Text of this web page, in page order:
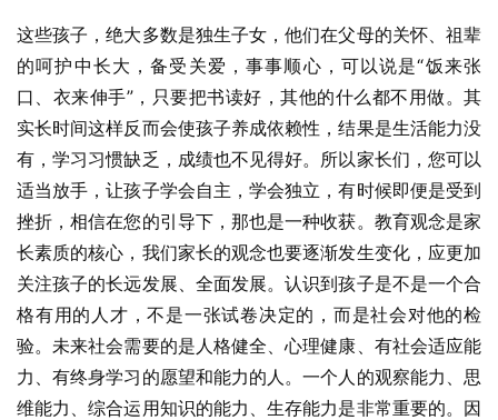
这些孩子，绝大多数是独生子女，他们在父母的关怀、祖辈
的呵护中长大，备受关爱，事事顺心，可以说是“饭来张
口、衣来伸手”，只要把书读好，其他的什么都不用做。其
实长时间这样反而会使孩子养成依赖性，结果是生活能力没
有，学习习惯缺乏，成绩也不见得好。所以家长们，您可以
适当放手，让孩子学会自主，学会独立，有时候即便是受到
挫折，相信在您的引导下，那也是一种收获。教育观念是家
长素质的核心，我们家长的观念也要逐渐发生变化，应更加
关注孩子的长远发展、全面发展。认识到孩子是不是一个合
格有用的人才，不是一张试卷决定的，而是社会对他的检
验。未来社会需要的是人格健全、心理健康、有社会适应能
力、有终身学习的愿望和能力的人。一个人的观察能力、思
维能力、综合运用知识的能力、生存能力是非常重要的。因